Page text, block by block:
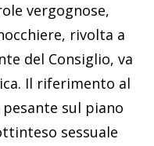
vergognose,
rivolta a
del Consiglio, va
Il riferimento al
sul piano
sessuale